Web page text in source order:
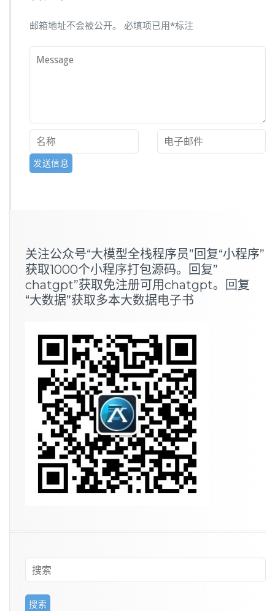
邮箱地址不会被公开。 必填项已用*标注
关注公众号“大模型全栈程序员”回复“小程序”
获取1000个小程序打包源码。回复”
chatgpt”获取免注册可用chatgpt。回复
“大数据”获取多本大数据电子书